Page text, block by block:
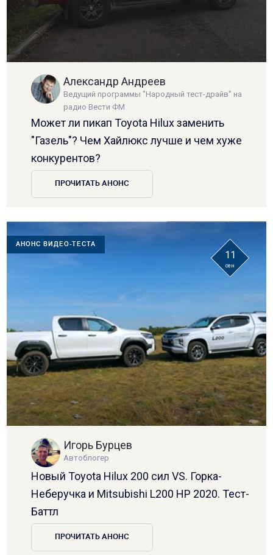
Александр Андреев
Ведущий программы "Народный тест-драйв" на
радио Вести ФМ
Может ли пикап Toyota Hilux заменить
"Газель"? Чем Хайлюкс лучше и чем хуже
конкурентов?
ПРОЧИТАТЬ АНОНС
АНОНС ВИДЕО-ТЕСТА
11
сен
Игорь Бурцев
Автоблогер
Новый Toyota Hilux 200 сил VS. Горка-
Неберучка и Mitsubishi L200 HP 2020. Тест-
Баттл
ПРОЧИТАТЬ АНОНС